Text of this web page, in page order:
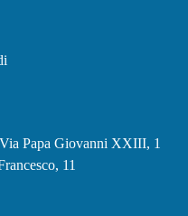
Papa Giovanni XXIII, 1
11